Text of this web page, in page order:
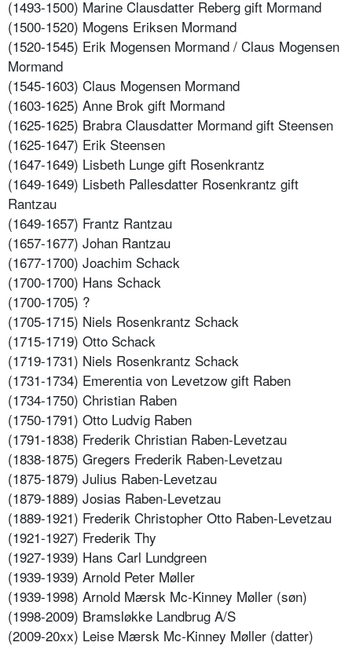
(1493-1500) Marine Clausdatter Reberg gift Mormand
(1500-1520) Mogens Eriksen Mormand
(1520-1545) Erik Mogensen Mormand / Claus Mogensen
Mormand
(1545-1603) Claus Mogensen Mormand
(1603-1625) Anne Brok gift Mormand
(1625-1625) Brabra Clausdatter Mormand gift Steensen
(1625-1647) Erik Steensen
(1647-1649) Lisbeth Lunge gift Rosenkrantz
(1649-1649) Lisbeth Pallesdatter Rosenkrantz gift
Rantzau
(1649-1657) Frantz Rantzau
(1657-1677) Johan Rantzau
(1677-1700) Joachim Schack
(1700-1700) Hans Schack
(1700-1705) ?
(1705-1715) Niels Rosenkrantz Schack
(1715-1719) Otto Schack
(1719-1731) Niels Rosenkrantz Schack
(1731-1734) Emerentia von Levetzow gift Raben
(1734-1750) Christian Raben
(1750-1791) Otto Ludvig Raben
(1791-1838) Frederik Christian Raben-Levetzau
(1838-1875) Gregers Frederik Raben-Levetzau
(1875-1879) Julius Raben-Levetzau
(1879-1889) Josias Raben-Levetzau
(1889-1921) Frederik Christopher Otto Raben-Levetzau
(1921-1927) Frederik Thy
(1927-1939) Hans Carl Lundgreen
(1939-1939) Arnold Peter Møller
(1939-1998) Arnold Mærsk Mc-Kinney Møller (søn)
(1998-2009) Bramsløkke Landbrug A/S
(2009-20xx) Leise Mærsk Mc-Kinney Møller (datter)